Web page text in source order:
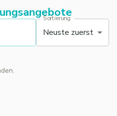
Sortierung
Neuste zuerst